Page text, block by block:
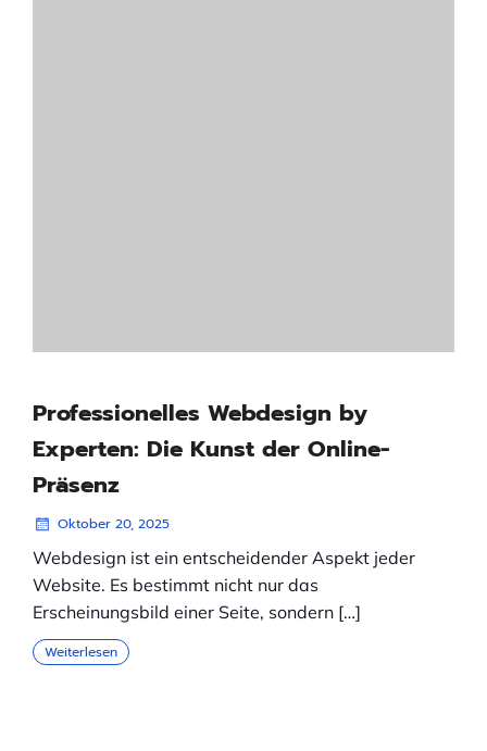
Professionelles Webdesign by
Experten: Die Kunst der Online-
Präsenz
Oktober 20, 2025
Webdesign ist ein entscheidender Aspekt jeder
Website. Es bestimmt nicht nur das
Erscheinungsbild einer Seite, sondern […]
Weiterlesen